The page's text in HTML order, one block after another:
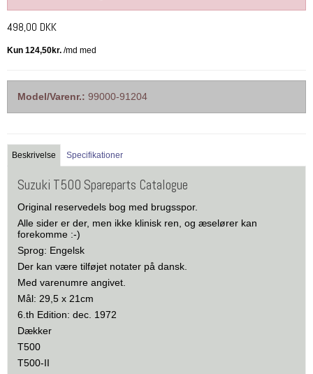
498,00 DKK
Model/Varenr.: 99000-91204
Beskrivelse Specifikationer
Suzuki T500 Spareparts Catalogue
Original reservedels bog med brugsspor.
Alle sider er der, men ikke klinisk ren, og æselører kan
forekomme :-)
Sprog: Engelsk
Der kan være tilføjet notater på dansk.
Med varenumre angivet.
Mål: 29,5 x 21cm
6.th Edition: dec. 1972
Dækker
T500
T500-II